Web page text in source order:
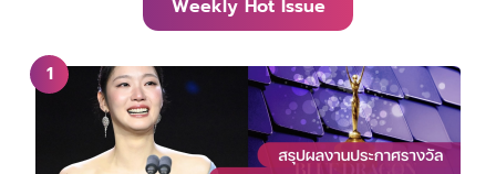
Weekly Hot Issue